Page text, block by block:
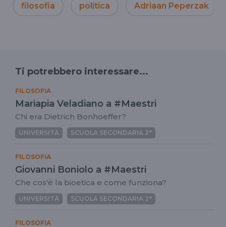
filosofia politica Adriaan Peperzak
Ti potrebbero interessare...
FILOSOFIA
Mariapia Veladiano a #Maestri
Chi era Dietrich Bonhoeffer?
UNIVERSITÀ SCUOLA SECONDARIA 2°
FILOSOFIA
Giovanni Boniolo a #Maestri
Che cos'è la bioetica e come funziona?
UNIVERSITÀ SCUOLA SECONDARIA 2°
FILOSOFIA